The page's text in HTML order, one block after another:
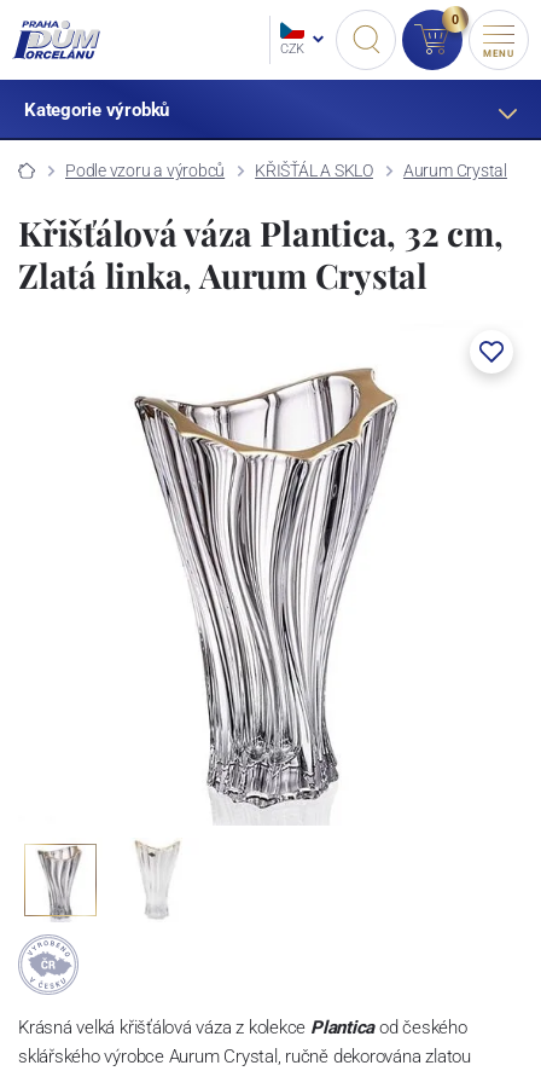
CZK
0
MENU
Kategorie výrobků
Podle vzoru a výrobců KŘIŠŤÁL A SKLO Aurum Crystal
Křišťálová váza Plantica, 32 cm,
Zlatá linka, Aurum Crystal
Krásná velká křišťálová váza z kolekce Planticaod českého
sklářského výrobce Aurum Crystal, ručně dekorována zlatou